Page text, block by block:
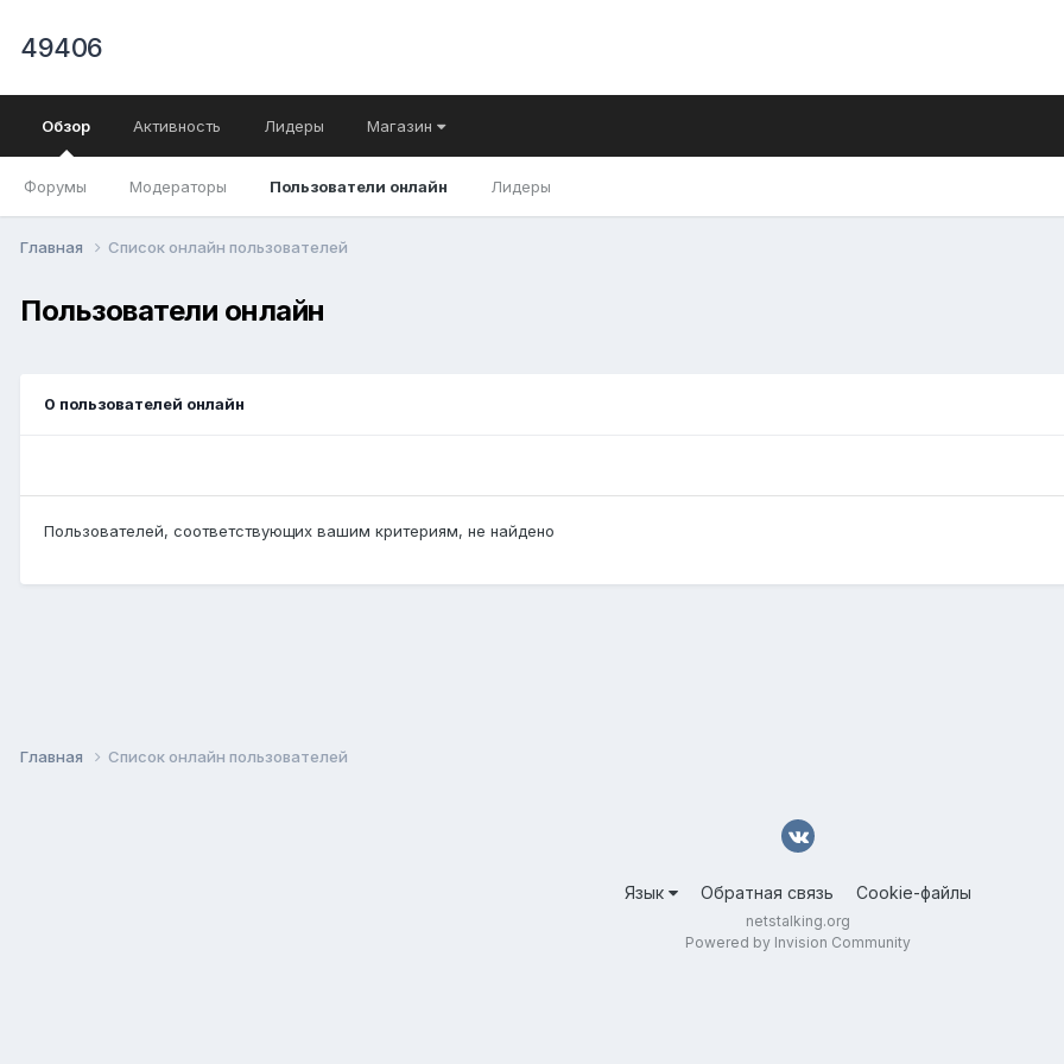
49406
Обзор
Форумы Модераторы Пользователи онлайн Лидеры
Активность Лидеры Магазин
Главная Список онлайн пользователей
Пользователи онлайн
0 пользователей онлайн
Пользователей, соответствующих вашим критериям, не найдено
Главная Список онлайн пользователей
Язык Обратная связь Cookie-файлы
netstalking.org
Powered by Invision Community